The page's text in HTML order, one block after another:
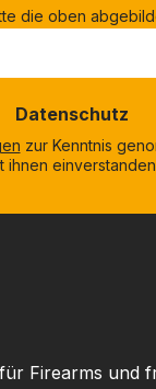
die oben
Datenschutz
zur Kenntnis
ihnen
Firearms und